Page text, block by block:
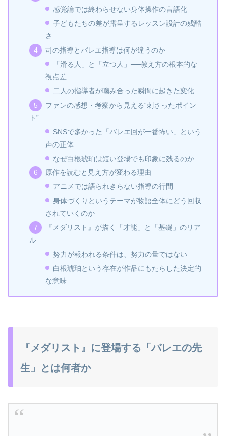
感覚論では終わらせない身体操作の言語化
子どもたちの差が露呈するレッスン設計の残酷
さ
司の指導とバレエ指導は何が違うのか
「滑る人」と「立つ人」──教え方の根本的な
視点差
二人の指導者が噛み合った瞬間に起きた変化
ファンの感想・考察から見える“刺さったポイン
ト”
SNSで多かった「バレエ回が一番怖い」という
声の正体
なぜ白根琥珀は短い登場でも印象に残るのか
原作を読むと見え方が変わる理由
アニメでは語られきらない指導の行間
身体づくりというテーマが物語全体にどう回収
されていくのか
『メダリスト』が描く「才能」と「基礎」のリア
ル
努力が報われる条件は、努力の量ではない
白根琥珀という存在が作品にもたらした決定的
な意味
『メダリスト』に登場する「バレエの先
生」とは何者か